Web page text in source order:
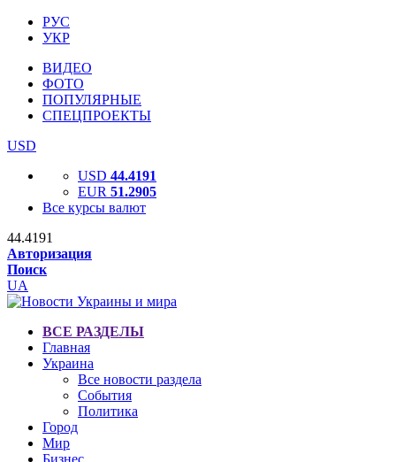
РУС
УКР
ВИДЕО
ФОТО
ПОПУЛЯРНЫЕ
СПЕЦПРОЕКТЫ
USD
USD 44.4191
EUR 51.2905
Все курсы валют
44.4191
Авторизация
Поиск
UA
ВСЕ РАЗДЕЛЫ
Главная
Украина
Все новости раздела
События
Политика
Город
Мир
Бизнес